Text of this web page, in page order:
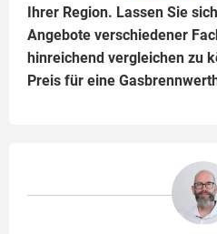
Ihrer Region. Lassen Sie
Angebote verschiedener
hinreichend vergleichen zu
Preis für eine